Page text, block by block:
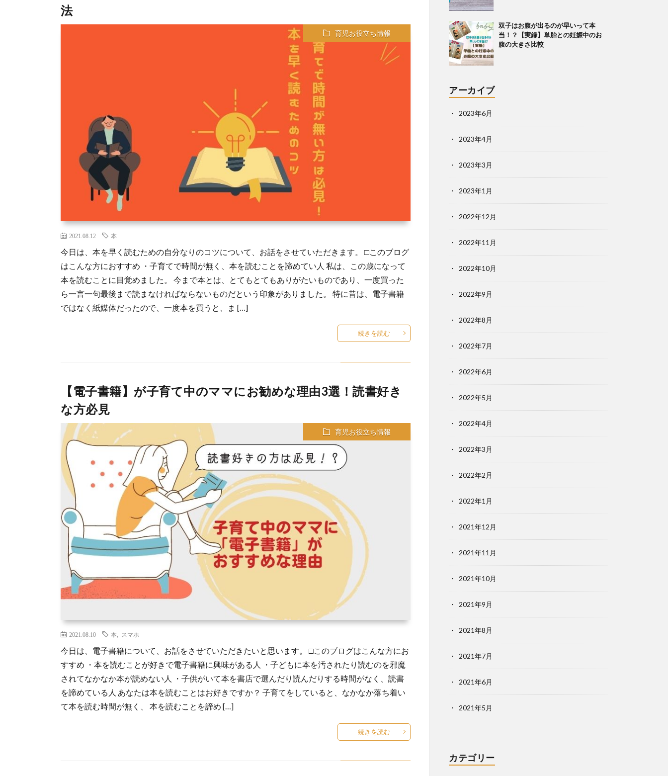
法
育児お役立ち情報
2021.08.12 本
今日は、本を早く読むための自分なりのコツについて、お話をさせていただきます。 □このブログ
はこんな方におすすめ ・子育てで時間が無く、本を読むことを諦めてい人 私は、この歳になって
本を読むことに目覚めました。 今まで本とは、とてもとてもありがたいものであり、一度買った
ら一言一句最後まで読まなければならないものだという印象がありました。 特に昔は、電子書籍
ではなく紙媒体だったので、一度本を買うと、ま […]
続きを読む
【電子書籍】が子育て中のママにお勧めな理由3選！読書好き
な方必見
育児お役立ち情報
2021.08.10 本 スマホ
今日は、電子書籍について、お話をさせていただきたいと思います。 □このブログはこんな方にお
すすめ ・本を読むことが好きで電子書籍に興味がある人 ・子どもに本を汚されたり読むのを邪魔
されてなかなか本が読めない人 ・子供がいて本を書店で選んだり読んだりする時間がなく、読書
を諦めている人 あなたは本を読むことはお好きですか？ 子育てをしていると、なかなか落ち着い
て本を読む時間が無く、 本を読むことを諦め […]
続きを読む
双子はお腹が出るのが早いって本
当！？【実録】単胎との妊娠中のお
腹の大きさ比較
アーカイブ
2023年6月
2023年4月
2023年3月
2023年1月
2022年12月
2022年11月
2022年10月
2022年9月
2022年8月
2022年7月
2022年6月
2022年5月
2022年4月
2022年3月
2022年2月
2022年1月
2021年12月
2021年11月
2021年10月
2021年9月
2021年8月
2021年7月
2021年6月
2021年5月
カテゴリー